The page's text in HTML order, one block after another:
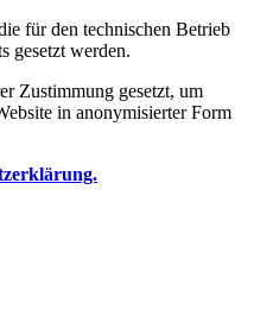
für den technischen Betrieb
gesetzt werden.
Zustimmung gesetzt, um
in anonymisierter Form